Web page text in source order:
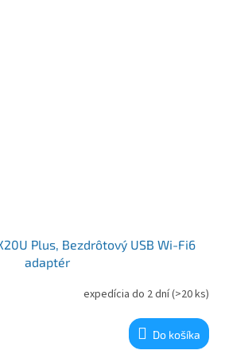
Plus, Bezdrôtový USB Wi-Fi6
adaptér
expedícia do 2 dní(>20 ks)
Do košíka